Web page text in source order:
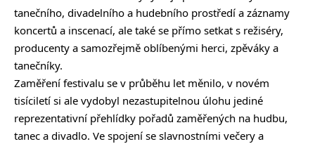
tanečního, divadelního a hudebního prostředí a záznamy
koncertů a inscenací, ale také se přímo setkat s režiséry,
producenty a samozřejmě oblíbenými herci, zpěváky a
tanečníky.
Zaměření festivalu se v průběhu let měnilo, v novém
tisíciletí si ale vydobyl nezastupitelnou úlohu jediné
reprezentativní přehlídky pořadů zaměřených na hudbu,
tanec a divadlo. Ve spojení se slavnostními večery a